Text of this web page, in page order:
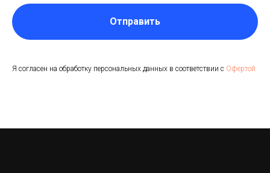
Отправить
Я согласен на обработку персональных данных в соответствии с Офертой